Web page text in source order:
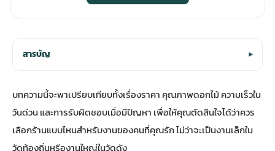
สารบัญ ▾
บทความนี้จะพาเปรียบเทียบทั้งเรื่องราคา คุณภาพดอกไม้ ความเร็วใน
วันด่วน และการรับผิดชอบเมื่อมีปัญหา เพื่อให้คุณตัดสินใจได้ว่าควร
เลือกร้านแบบไหนสำหรับงานของคนที่คุณรัก ไม่ว่าจะเป็นงานเล็กใน
วัดท้องถิ่นหรืองานใหญ่ในวัดดัง